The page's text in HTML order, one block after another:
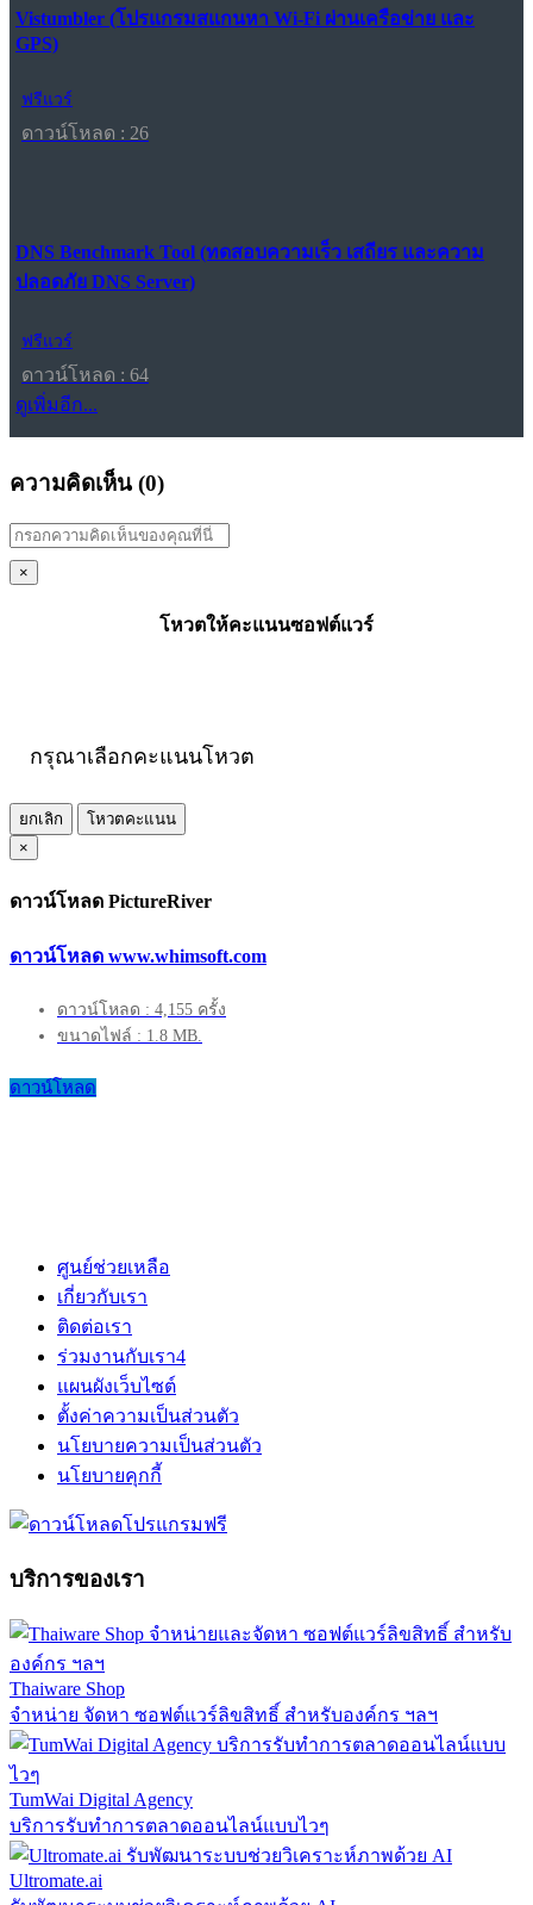
Vistumbler (โปรแกรมสแกนหา Wi-Fi ผ่านเครือข่าย และ
GPS)
ฟรีแวร์
ดาวน์โหลด : 26
DNS Benchmark Tool (ทดสอบความเร็ว เสถียร และความ
ปลอดภัย DNS Server)
ฟรีแวร์
ดาวน์โหลด : 64
ดูเพิ่มอีก...
ความคิดเห็น (0)
×
โหวตให้คะแนนซอฟต์แวร์
กรุณาเลือกคะแนนโหวต
ยกเลิก
โหวตคะแนน
×
ดาวน์โหลด PictureRiver
ดาวน์โหลด www.whimsoft.com
ดาวน์โหลด : 4,155 ครั้ง
ขนาดไฟล์ : 1.8 MB.
ดาวน์โหลด
ศูนย์ช่วยเหลือ
เกี่ยวกับเรา
ติดต่อเรา
ร่วมงานกับเรา4
แผนผังเว็บไซต์
ตั้งค่าความเป็นส่วนตัว
นโยบายความเป็นส่วนตัว
นโยบายคุกกี้
บริการของเรา
Thaiware Shop
จำหน่าย จัดหา ซอฟต์แวร์ลิขสิทธิ์ สำหรับองค์กร ฯลฯ
TumWai Digital Agency
บริการรับทำการตลาดออนไลน์แบบไวๆ
Ultromate.ai